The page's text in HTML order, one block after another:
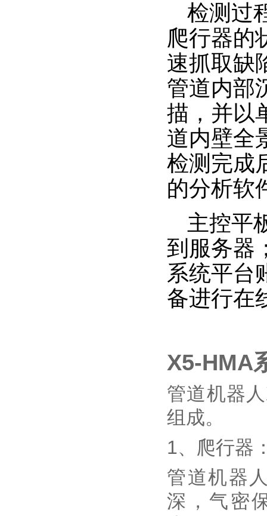
检测过
爬行器的
速抓取缺
管道内部
描，并以
道内壁全
检测完成
的分析软
主控平
到服务器
系统平台
备进行在
X5-HMA
管道机器
组成。
1、爬行器
管道机器
深，气密